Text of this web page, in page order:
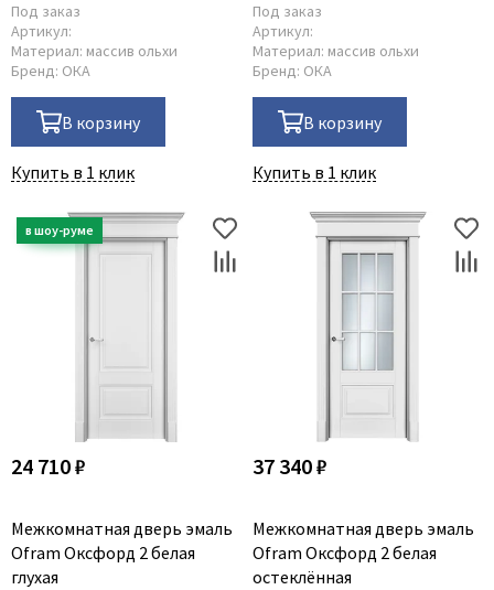
Под заказ
Артикул:
Материал: массив ольхи
Бренд: ОКА
В корзину
Купить в 1 клик
Под заказ
Артикул:
Материал: массив ольхи
Бренд: ОКА
В корзину
Купить в 1 клик
24 710 ₽
Межкомнатная дверь эмаль
Ofram Оксфорд 2 белая
глухая
37 340 ₽
Межкомнатная дверь эмаль
Ofram Оксфорд 2 белая
остеклённая